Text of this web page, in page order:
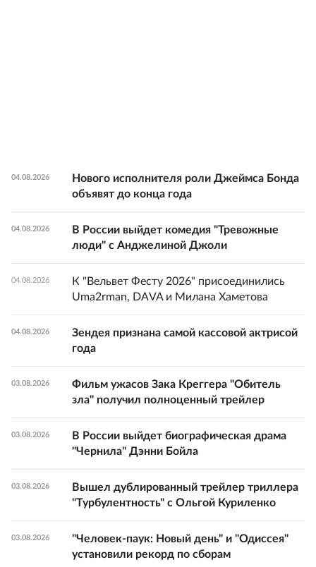
04.08.2026
Нового исполнителя роли Джеймса Бонда
объявят до конца года
04.08.2026
В России выйдет комедия "Тревожные
люди" с Анджелиной Джоли
04.08.2026
К "Вельвет Фесту 2026" присоединились
Uma2rman, DAVA и Милана Хаметова
04.08.2026
Зендея признана самой кассовой актрисой
года
03.08.2026
Фильм ужасов Зака Креггера "Обитель
зла" получил полноценный трейлер
03.08.2026
В России выйдет биографическая драма
"Чернила" Дэнни Бойла
03.08.2026
Вышел дублированный трейлер триллера
"Турбулентность" с Ольгой Куриленко
03.08.2026
"Человек-паук: Новый день" и "Одиссея"
установили рекорд по сборам